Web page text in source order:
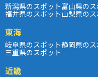
新潟県のスポット富山県の
福井県のスポット山梨県の
東海
岐阜県のスポット静岡県のス
三重県のスポット
近畿